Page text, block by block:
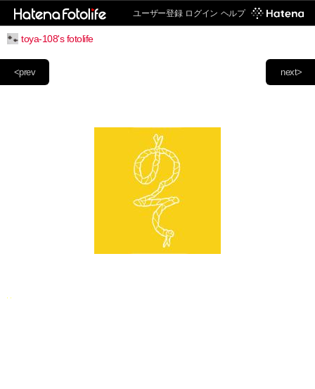
ユーザー登録 ログイン ヘルプ
toya-108's fotolife
next>
<prev